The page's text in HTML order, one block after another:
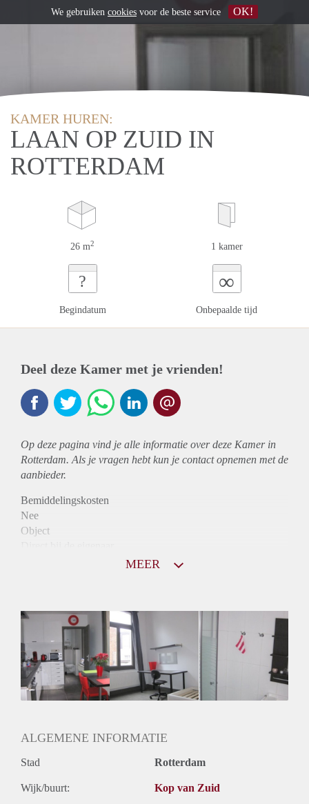
KAMER HUREN:
LAAN OP ZUID IN
ROTTERDAM
26 m2 1 kamer
?
Begindatum
∞
Onbepaalde tijd
Deel deze Kamer met je vrienden!
Op deze pagina vind je alle informatie over deze Kamer in
Rotterdam. Als je vragen hebt kun je contact opnemen met de
aanbieder.
Bemiddelingskosten
Nee
Object
Huurtoeslag
Niet mogelijk
Inkomen eis
N.V.T.
Huurtermijn
Onbepaalde termijn
MEER
ALGEMENE INFORMATIE
Stad Rotterdam
Wijk/buurt: Kop van Zuid
We gebruiken cookies voor de beste service OK!